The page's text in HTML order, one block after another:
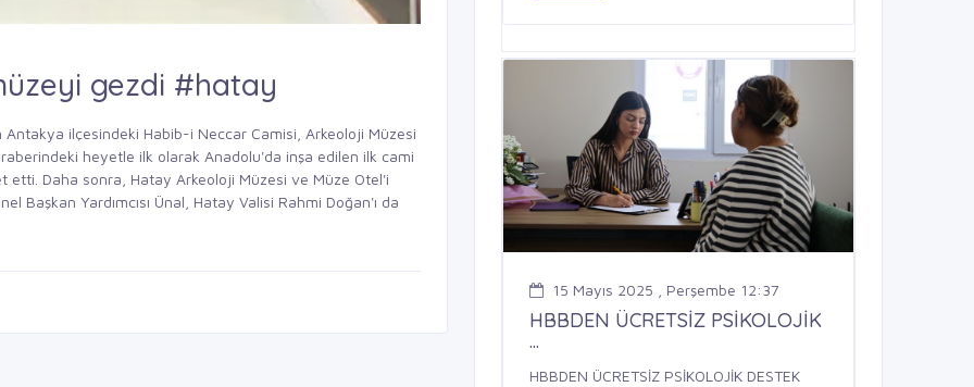
gezdi #hatay
Antakya ilçesindeki Habib-i Neccar Camisi, Arkeoloji Müzesi
heyetle ilk olarak Anadolu'da inşa edilen ilk cami
etti. Daha sonra, Hatay Arkeoloji Müzesi ve Müze Otel'i
Başkan Yardımcısı Ünal, Hatay Valisi Rahmi Doğan'ı da
15 Mayıs 2025 , Perşembe 12:37
HBBDEN ÜCRETSİZ PSİKOLOJİK
...
HBBDEN ÜCRETSİZ PSİKOLOJİK DESTEK